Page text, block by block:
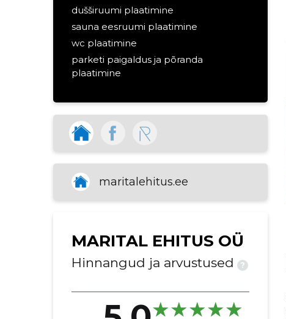
dušširuumi plaatimine
sauna eesruumi plaatimine
wc plaatimine
parketi paigaldus ja põranda
plaatimine
laud ja pingid
sauna ehitus
põrandakatete paigaldamise
teenused
voodrilaua paigaldus
soojustustööd
fassaadi paigaldus
välistingimuste plaatimine
maritalehitus.ee
MARITAL EHITUS OÜ
Hinnangud ja arvustused ?